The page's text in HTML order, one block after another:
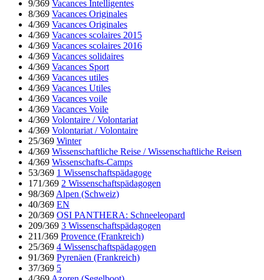
9/369 Vacances Intelligentes
8/369 Vacances Originales
4/369 Vacances Originales
4/369 Vacances scolaires 2015
4/369 Vacances scolaires 2016
4/369 Vacances solidaires
4/369 Vacances Sport
4/369 Vacances utiles
4/369 Vacances Utiles
4/369 Vacances voile
4/369 Vacances Voile
4/369 Volontaire / Volontariat
4/369 Volontariat / Volontaire
25/369 Winter
4/369 Wissenschaftliche Reise / Wissenschaftliche Reisen
4/369 Wissenschafts-Camps
53/369 1 Wissenschaftspädagoge
171/369 2 Wissenschaftspädagogen
98/369 Alpen (Schweiz)
40/369 EN
20/369 OSI PANTHERA: Schneeleopard
209/369 3 Wissenschaftspädagogen
211/369 Provence (Frankreich)
25/369 4 Wissenschaftspädagogen
91/369 Pyrenäen (Frankreich)
37/369 5